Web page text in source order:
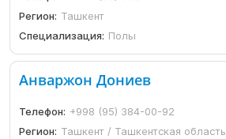
Регион: Ташкент
Специализация: Полы
Анваржон Дониев
Телефон: +998 (95) 384-00-92
Регион: Ташкент / Ташкентская область